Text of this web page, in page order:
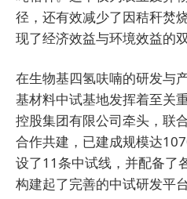
径，还有效减少了因秸秆焚
现了经济效益与环境效益的双
在生物基四氢呋喃的研发与
基材料中试基地发挥着至关
控股集团有限公司牵头，联
合作共建，已建成规模达
设了11条中试线，并配备了
构建起了完善的中试研发平台